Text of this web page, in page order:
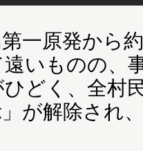
一原発から
いものの、
どく、全村
が解除され